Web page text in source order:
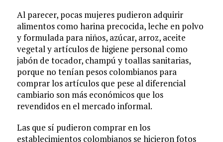
Al parecer, pocas mujeres pudieron adquirir
alimentos como harina precocida, leche en polvo
y formulada para niños, azúcar, arroz, aceite
vegetal y artículos de higiene personal como
jabón de tocador, champú y toallas sanitarias,
porque no tenían pesos colombianos para
comprar los artículos que pese al diferencial
cambiario son más económicos que los
revendidos en el mercado informal.
Las que sí pudieron comprar en los
establecimientos colombianos se hicieron fotos